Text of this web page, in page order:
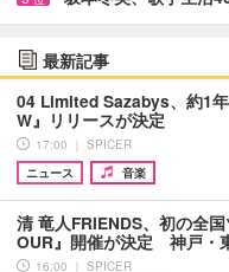
最新記事
04 Limited Sazabys、約1
W』リリースが決定
17:00 ｜ SPICER
ニュース
音楽
清 竜人FRIENDS、初の全
OUR』開催が決定 神戸・
16:00 ｜ SPICER